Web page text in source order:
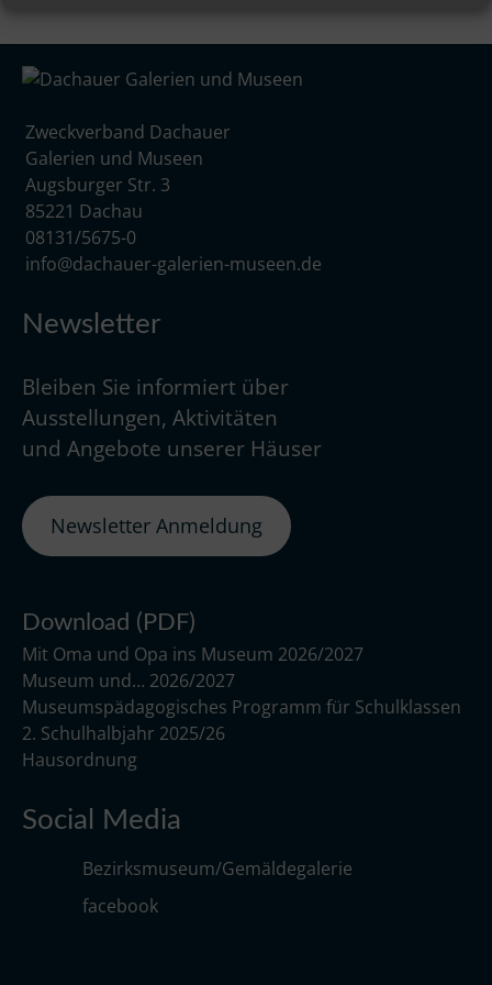
Zweckverband Dachauer
Galerien und Museen
Augsburger Str. 3
85221 Dachau
08131/5675-0
info@dachauer-galerien-museen.de
Newsletter
Bleiben Sie informiert über
Ausstellungen, Aktivitäten
und Angebote unserer Häuser
Newsletter Anmeldung
Download (PDF)
Mit Oma und Opa ins Museum 2026/2027
Museum und… 2026/2027
Museumspädagogisches Programm für Schulklassen
2. Schulhalbjahr 2025/26
Hausordnung
Social Media
Bezirksmuseum/Gemäldegalerie
facebook